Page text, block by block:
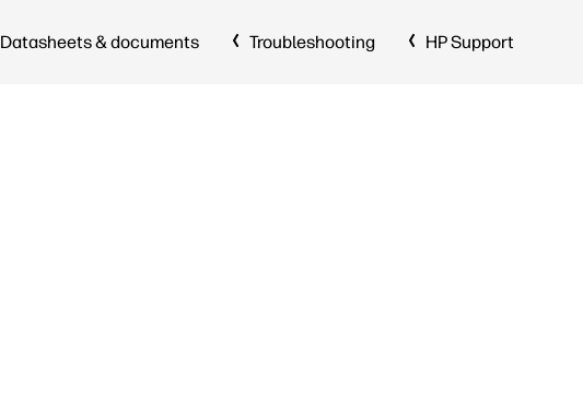
HP Support
Troubleshooting
Datasheets & documents